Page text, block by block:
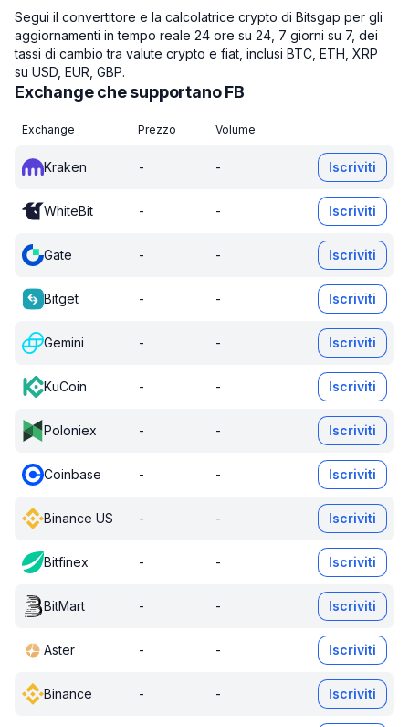
Segui il convertitore e la calcolatrice crypto di Bitsgap per gli
aggiornamenti in tempo reale 24 ore su 24, 7 giorni su 7, dei
tassi di cambio tra valute crypto e fiat, inclusi BTC, ETH, XRP
su USD, EUR, GBP.
Exchange che supportano FB
Exchange Prezzo Volume
Kraken - - Iscriviti
WhiteBit - - Iscriviti
Gate - - Iscriviti
Bitget - - Iscriviti
Gemini - - Iscriviti
KuCoin - - Iscriviti
Poloniex - - Iscriviti
Coinbase - - Iscriviti
Binance US - - Iscriviti
Bitfinex - - Iscriviti
BitMart - - Iscriviti
Aster - - Iscriviti
Binance - - Iscriviti